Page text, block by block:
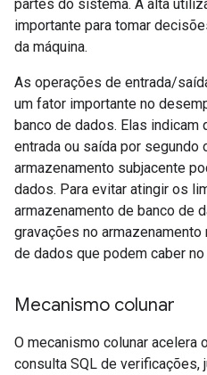
partes do sistema. A alta
importante para tomar
da máquina.
As operações de entrada/
um fator importante no
banco de dados. Elas indicam
entrada ou saída por
armazenamento subjacente
dados. Para evitar atingir os
armazenamento de banco de
gravações no
de dados que podem caber
Mecanismo colunar
O mecanismo colunar acelera
consulta SQL de verificações,